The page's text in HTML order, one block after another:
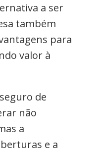
a ser
também
para
valor à
de
não
a
e a